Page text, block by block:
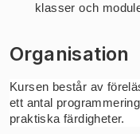
klasser och
Organisation
Kursen består av
ett antal
praktiska färdigheter.